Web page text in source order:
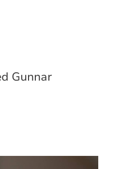
Gunnar